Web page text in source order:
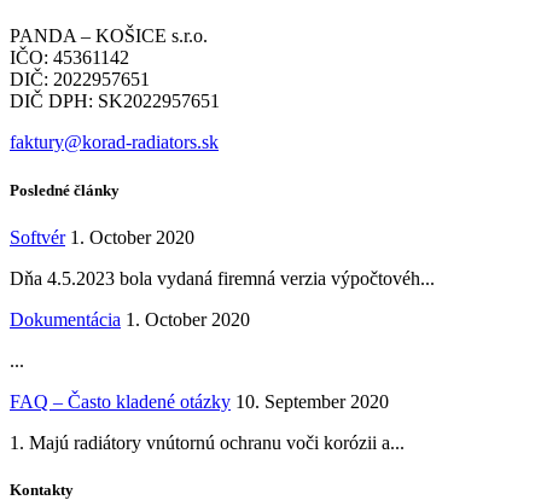
PANDA – KOŠICE s.r.o.
IČO: 45361142
DIČ: 2022957651
DIČ DPH: SK2022957651
faktury@korad-radiators.sk
Posledné články
Softvér 1. October 2020
Dňa 4.5.2023 bola vydaná firemná verzia výpočtovéh...
Dokumentácia 1. October 2020
...
FAQ – Často kladené otázky 10. September 2020
1. Majú radiátory vnútornú ochranu voči korózii a...
Kontakty